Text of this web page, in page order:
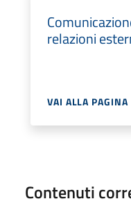
relazioni
VAI ALLA PAGINA
Contenuti